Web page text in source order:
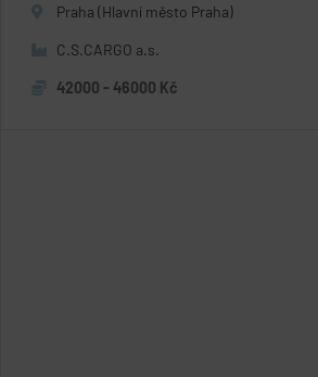
Praha (Hlavní město Praha)
C.S.CARGO a.s.
42000 - 46000 Kč